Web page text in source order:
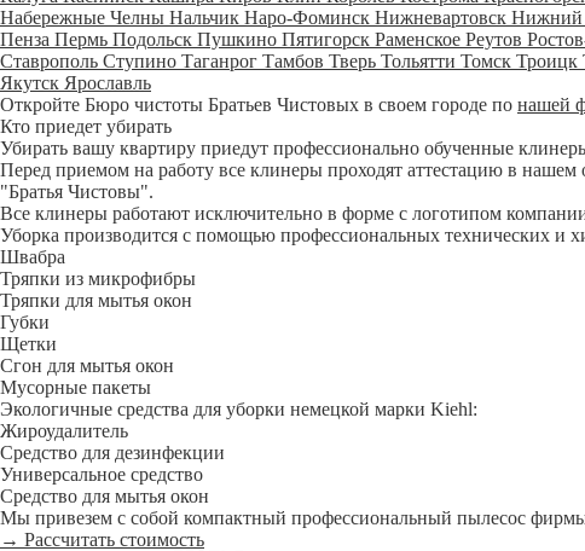
Набережные Челны Нальчик Наро-Фоминск Нижневартовск Нижний
Пенза Пермь Подольск Пушкино Пятигорск Раменское Реутов
Ставрополь Ступино Таганрог Тамбов Тверь Тольятти Томск Троицк
Якутск Ярославль
Откройте Бюро чистоты Братьев Чистовых в своем городе по нашей
Кто приедет убирать
Убирать вашу квартиру приедут профессионально обученные
Перед приемом на работу все клинеры проходят аттестацию в
"Братья Чистовы".
Все клинеры работают исключительно в форме с логотипом
Уборка производится с помощью профессиональных технических и
Швабра
Тряпки из микрофибры
Тряпки для мытья окон
Губки
Щетки
Сгон для мытья окон
Мусорные пакеты
Экологичные средства для уборки немецкой марки Kiehl:
Жироудалитель
Средство для дезинфекции
Универсальное средство
Средство для мытья окон
Мы привезем с собой компактный профессиональный пылесос
→ Рассчитать стоимость